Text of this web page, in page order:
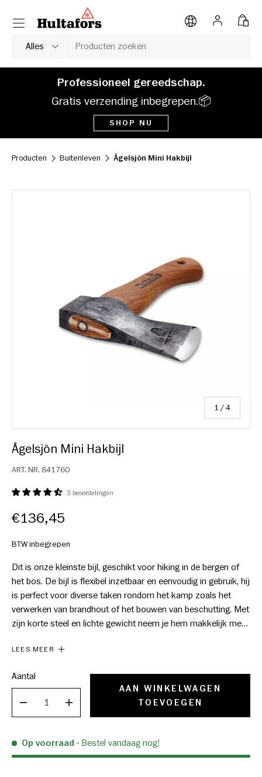
NAAR INHOUD
Zoeken
Soort product
Alles
Inloggen
Tas
Menu
Professioneel gereedschap.
Gratis verzending inbegrepen.📦
SHOP NU
Producten Buitenleven Ågelsjön Mini Hakbijl
1 /van
4
Ågelsjön Mini Hakbijl
ART. NR. 841760
3 beoordelingen
€136,45
BTW inbegrepen
Dit is onze kleinste bijl, geschikt voor hiking in de bergen of
het bos. De bijl is flexibel inzetbaar en eenvoudig in gebruik, hij
is perfect voor diverse taken rondom het kamp zoals het
verwerken van brandhout of het bouwen van beschutting. Met
zijn korte steel en lichte gewicht neem je hem makkelijk mee
een favoriet bij iedereen die graag tijd doorbrengt rond het
kwaliteitsstaal in de smederij in Hults Bruk waar de
smidstraditie terug gaat tot het jaar 1697. De minibijl is
vernoemd naar het nabijgelegen meer Ågelsjön, waar vroeger
jaren vergezellen op je avonturen. Dankzij de kwaliteit en het
LEES MEER
Aantal
VERLAGENVERHOGEN
AAN WINKELWAGEN
TOEVOEGEN
Op voorraad - Bestel vandaag nog!